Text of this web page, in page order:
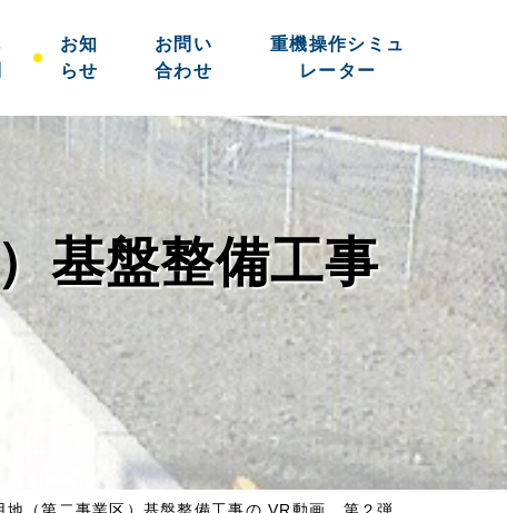
お知
らせ
お問い
合わせ
重機操作シミュ
レーター
基盤整備工事